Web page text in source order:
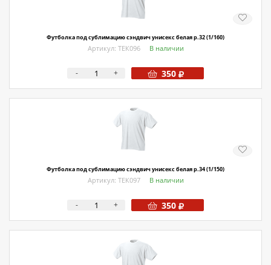
Футболка под сублимацию сэндвич унисекс белая р.32 (1/160)
Артикул: ТЕК096 В наличии
- + 350
Футболка под сублимацию сэндвич унисекс белая р.34 (1/150)
Артикул: ТЕК097 В наличии
- + 350